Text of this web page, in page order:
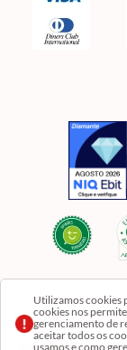
Utilizamos cookies
cookies nos
gerenciamento de
aceitar todos os
usamos e como
Razão Social:
Os preços, produtos e